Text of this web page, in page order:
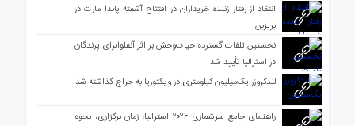
انتقاد از رفتار زننده خریداران در افتتاح آشفته پاندا مارت در
بریزبن
نخستین تلفات گسترده حیات‌وحش بر اثر آنفلوانزای پرندگان
در استرالیا تأیید شد
لندکروزر یک‌میلیون کیلومتری در ویکتوریا به حراج گذاشته شد
راهنمای جامع سرشماری ۲۰۲۶ استرالیا؛ زمان برگزاری، نحوه